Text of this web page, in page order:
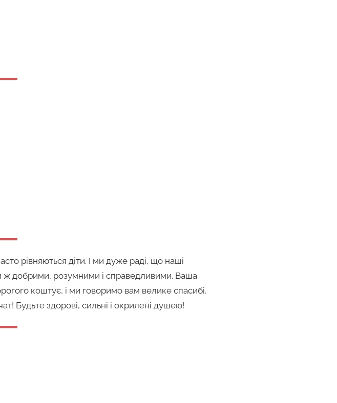
рівняються діти. І ми дуже раді, що наші
ж добрими, розумними і справедливими. Ваша
коштує, і ми говоримо вам велике спасибі.
Будьте здорові, сильні і окрилені душею!